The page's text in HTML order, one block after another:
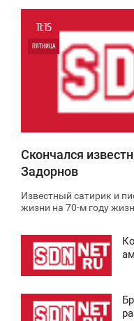
11:15
ПЯТНИЦА
Скончался
Задорнов
Известный сатирик и
жизни на 70-м году